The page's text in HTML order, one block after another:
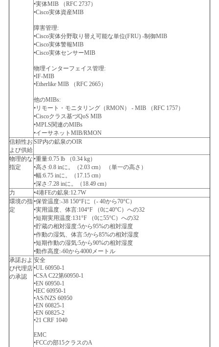
•実体MIB （RFC 2737）
•Cisco実体資産MIB
障害管理:
•Cisco実体分野取り替え可能な単位(FRU) -制御MIB
•Cisco実体警報MIB
•Cisco実体センサーMIB
物理インターフェイス管理:
•IF-MIB
•Etherlike MIB （RFC 2665）
他のMIBs:
•リモート・モニタリング（RMON） - MIB （RFC 1757）
•Ciscoクラス基づQoS MIB
•MPLS関連のMIBs
•イーサネットMIB/RMON
信頼性お
よび供給
SIP内の鉱泉のOIR
物理的な
指定
•重量:0.75 lb （0.34 kg）
•高さ:0.8 inに。（2.03 cm） （単一の高さ）
•幅:6.75 inに。（17.15 cm）
•深さ:7.28 inに。（18.49 cm）
力
•4港FEの鉱泉:12.7W
環境の指
定
•保管温度:-38 150°Fに（- 40から70°C）
•実用温度、体言:104°F （0に40°C）への32
•短期実用温度:131°F （0に55°C）への32
•貯蔵の相対湿度:5から95%の相対湿度
•作動の湿気、体言:5から85%の相対湿度
•短期作動の湿気:5から90%の相対湿度
•動作高度:-60から4000メートル
承諾およ
び代理店
の承認
安全
•UL 60950-1
•CSA C22第60950-1
•EN 60950-1
•IEC 60950-1
•AS/NZS 60950
•EN 60825-1
•EN 60825-2
•21 CRF 1040
EMC
•FCCの部15クラスのA